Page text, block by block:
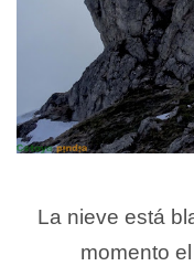
La nieve está
momento